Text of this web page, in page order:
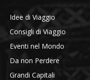
Idee di Viaggio
Consigli di Viaggio
Eventi nel Mondo
Da non Perdere
Grandi Capitali